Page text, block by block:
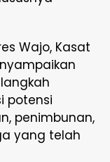
Wajo, Kasat
potensi
penimbunan,
yang telah